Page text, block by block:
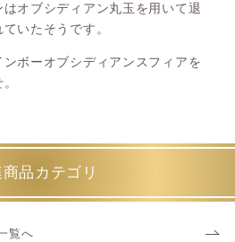
オブシディアン丸玉を用いて退
いたそうです。
ボーオブシディアンスフィアを
商品カテゴリ
覧へ